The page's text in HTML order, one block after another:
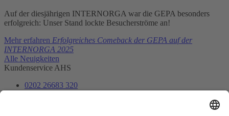
Auf der diesjährigen INTERNORGA war die GEPA besonders
erfolgreich: Unser Stand lockte Besucherströme an!
Mehr erfahren Erfolgreiches Comeback der GEPA auf der
INTERNORGA 2025
Alle Neuigkeiten
Kundenservice AHS
0202 26683 320